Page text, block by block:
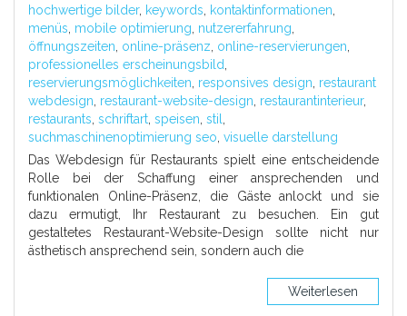
hochwertige bilder, keywords kontaktinformationen
menüs mobile optimierung nutzererfahrung
öffnungszeiten online-präsenz online-reservierungen
professionelles erscheinungsbild
reservierungsmöglichkeiten responsives design restaurant
webdesign restaurant-website-design restaurantinterieur,
restaurants schriftart speisen stil
suchmaschinenoptimierung seo visuelle darstellung
Das Webdesign für Restaurants spielt eine entscheidende
Rolle bei der Schaffung einer ansprechenden und
funktionalen Online-Präsenz, die Gäste anlockt und sie
dazu ermutigt, Ihr Restaurant zu besuchen. Ein gut
gestaltetes Restaurant-Website-Design sollte nicht nur
ästhetisch ansprechend sein, sondern auch die
Weiterlesen